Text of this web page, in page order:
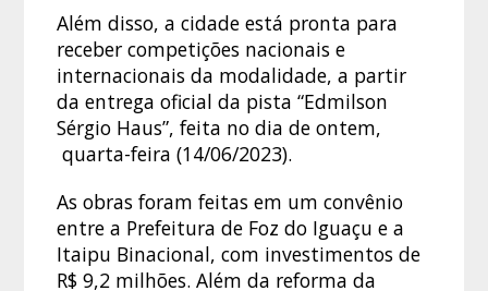
Além disso, a cidade está pronta para
receber competições nacionais e
internacionais da modalidade, a partir
da entrega oficial da pista “Edmilson
Sérgio Haus”, feita no dia de ontem,
quarta-feira (14/06/2023).
As obras foram feitas em um convênio
entre a Prefeitura de Foz do Iguaçu e a
Itaipu Binacional, com investimentos de
R$ 9,2 milhões. Além da reforma da